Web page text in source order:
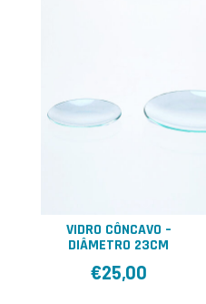
VIDRO CÔNCAVO –
DIÂMETRO 23CM
€25,00